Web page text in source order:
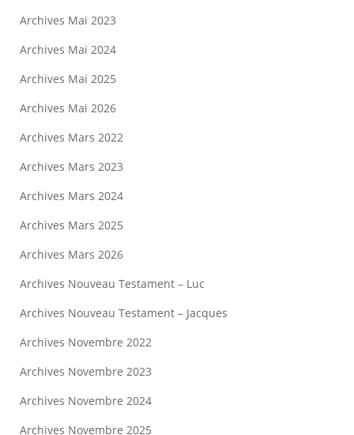
Archives Mai 2023
Archives Mai 2024
Archives Mai 2025
Archives Mai 2026
Archives Mars 2022
Archives Mars 2023
Archives Mars 2024
Archives Mars 2025
Archives Mars 2026
Archives Nouveau Testament – Luc
Archives Nouveau Testament – Jacques
Archives Novembre 2022
Archives Novembre 2023
Archives Novembre 2024
Archives Novembre 2025